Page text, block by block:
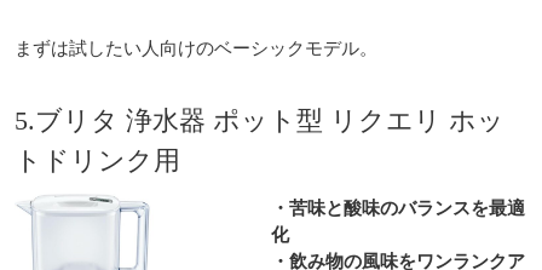
まずは試したい人向けのベーシックモデル。
5.ブリタ 浄水器 ポット型 リクエリ ホッ
トドリンク用
・苦味と酸味のバランスを最適
化
・飲み物の風味をワンランクア